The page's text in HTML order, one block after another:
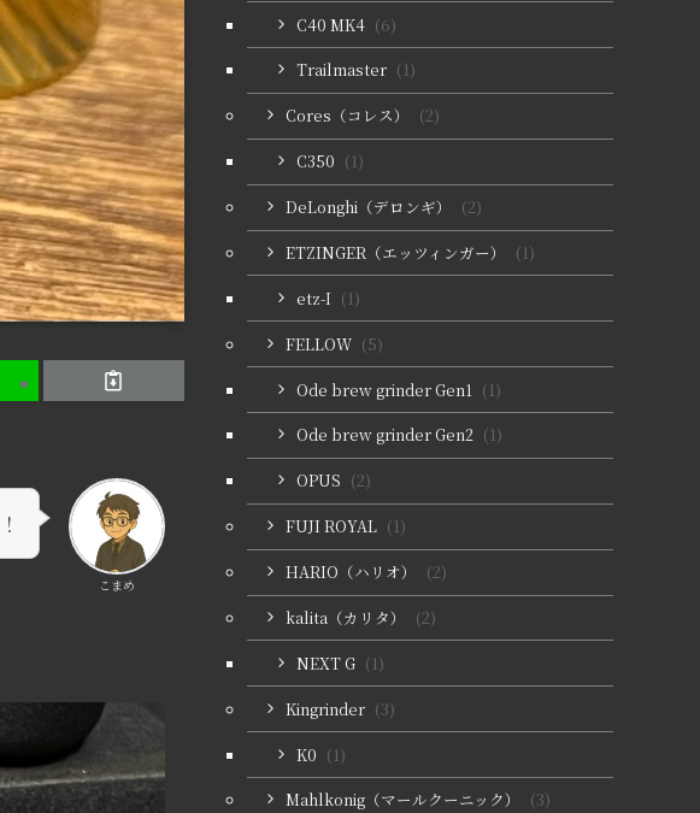
こまめ
C40 MK4 (6)
Trailmaster (1)
Cores（コレス）
(2)
C350 (1)
DeLonghi（デロンギ）
(2)
ETZINGER（エッツィンガー）
(1)
etz-I (1)
FELLOW (5)
Ode brew grinder Gen1 (1)
Ode brew grinder Gen2 (1)
OPUS (2)
FUJI ROYAL (1)
HARIO（ハリオ）
(2)
kalita（カリタ）
(2)
NEXT G (1)
Kingrinder (3)
K0 (1)
Mahlkonig（マールクーニック）
(3)